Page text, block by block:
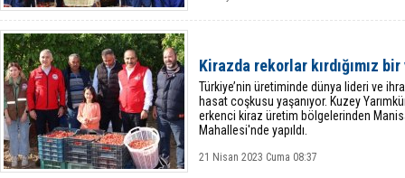
Kirazda rekorlar kırdığımız
Türkiye’nin üretiminde dünya lideri ve
hasat coşkusu yaşanıyor. Kuzey
erkenci kiraz üretim bölgelerinden
Mahallesi'nde yapıldı.
21 Nisan 2023 Cuma 08:37